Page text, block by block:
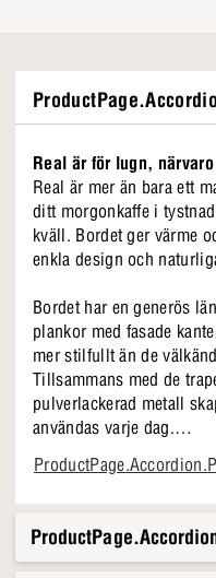
Real är för lugn,
Real är mer än bara ett
ditt morgonkaffe i
kväll. Bordet ger värme
enkla design och
Bordet har en generös
plankor med fasade
mer stilfullt än de
Tillsammans med de
pulverlackerad metall
användas varje dag.
Varför vi älskar Real
• 200 cm bordsskiva i
• Trapetsformade ben i
• 2 plankor med fasade